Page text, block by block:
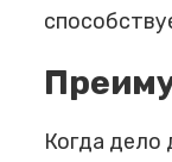
Когда дело